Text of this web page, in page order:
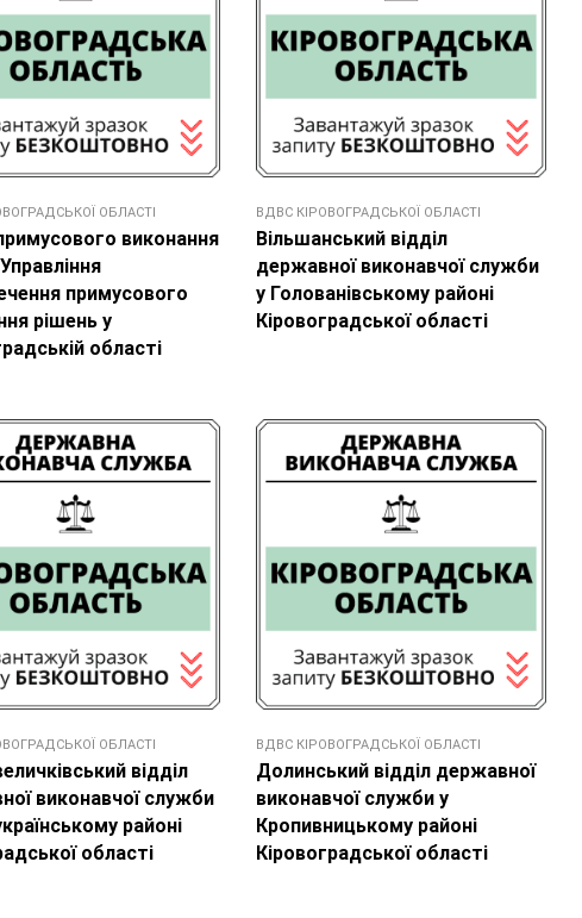
ОБЛАСТІ
виконання
примусового
рішень у
області
ВДВС КІРОВОГРАДСЬКОЇ ОБЛАСТІ
Вільшанський відділ
державної виконавчої служби
у Голованівському районі
Кіровоградської області
ОБЛАСТІ
відділ
виконавчої служби
районі
області
ВДВС КІРОВОГРАДСЬКОЇ ОБЛАСТІ
Долинський відділ державної
виконавчої служби у
Кропивницькому районі
Кіровоградської області